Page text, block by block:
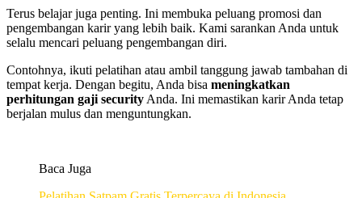
Terus belajar juga penting. Ini membuka peluang promosi dan
pengembangan karir yang lebih baik. Kami sarankan Anda untuk
selalu mencari peluang pengembangan diri.
Contohnya, ikuti pelatihan atau ambil tanggung jawab tambahan di
tempat kerja. Dengan begitu, Anda bisa meningkatkan
perhitungan gaji security Anda. Ini memastikan karir Anda tetap
berjalan mulus dan menguntungkan.
Baca Juga